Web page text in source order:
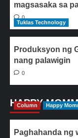
magsasaka sa
0
Tuklas Technology
Produksyon ng
nang palawigin
0
HAPPY
Column Happy
Paghahanda ng